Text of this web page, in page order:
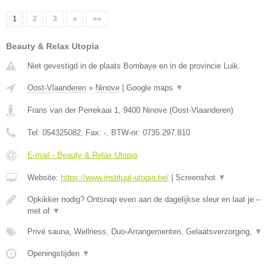
1 2 3 » »»
Beauty & Relax Utopia
Niet gevestigd in de plaats Bombaye en in de provincie Luik.
Oost-Vlaanderen » Ninove Google maps ▼
Frans van der Perrekaai 1, 9400 Ninove (Oost-Vlaanderen)
Tel: 054325082, Fax: -, BTW-nr: 0735.297.810
E-mail › Beauty & Relax Utopia
Website: https://www.instituut-utopia.be/ Screenshot ▼
Opkikker nodig? Ontsnap even aan de dagelijkse sleur en laat je –
met of ▼
Privé sauna, Wellness, Duo-Arrangementen, Gelaatsverzorging, ▼
Openingstijden ▼